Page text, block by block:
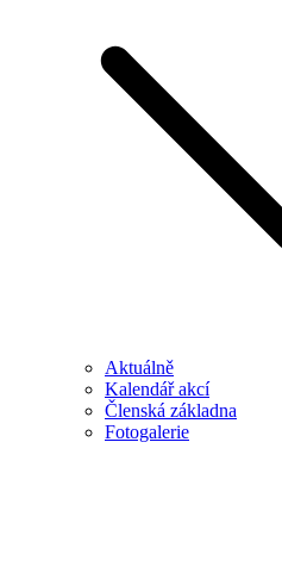
Aktuálně
Kalendář akcí
Členská základna
Fotogalerie